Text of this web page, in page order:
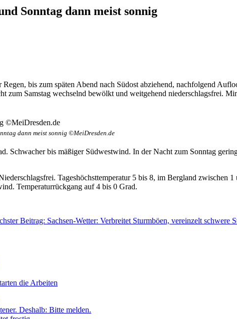
Sonntag dann meist sonnig
bis zum späten Abend nach Südost abziehend, nachfolgend
Samstag wechselnd bewölkt und weitgehend niederschlagsfrei.
dann meist sonnig ©MeiDresden.de
Schwacher bis mäßiger Südwestwind. In der Nacht zum Sonntag
Tageshöchsttemperatur 5 bis 8, im Bergland zwischen
Temperaturrückgang auf 4 bis 0 Grad.
Beitrag: Sachsen-Wetter: Verbreitet Sturmböen, vereinzelt schwere
die Arbeiten
Deshalb: Bitte melden.